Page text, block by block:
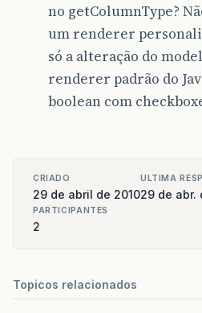
no getColumnType?
um renderer
só a alteração do
renderer padrão do
boolean com
CRIADO
29 de abril de 2010
ULTIMA
29 de abr.
PARTICIPANTES
2
Topicos relacionados